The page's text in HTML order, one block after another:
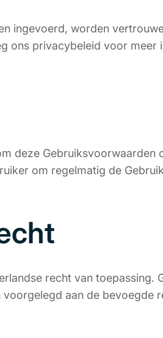
ingevoerd, worden
ons privacybeleid voor meer
deze Gebruiksvoorwaarden
om regelmatig de
recht van toepassing.
aan de bevoegde